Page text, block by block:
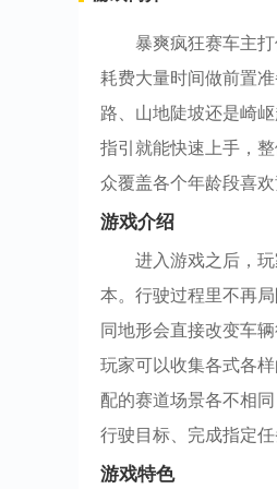
暴爽疯狂赛车主
耗费大量时间做前置
路、山地陡坡还是崎
指引就能快速上手，
众覆盖各个年龄段喜欢
游戏介绍
进入游戏之后，
本。行驶过程里不再
同地形会直接改变车
玩家可以收集各式各
配的赛道场景各不相
行驶目标、完成指定
游戏特色